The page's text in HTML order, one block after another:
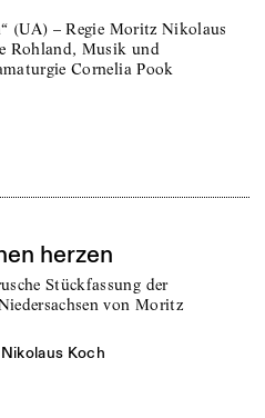
(UA) – Regie Moritz Nikolaus
Rohland, Musik und
Cornelia Pook
herzen
Stückfassung der
von Moritz
Koch